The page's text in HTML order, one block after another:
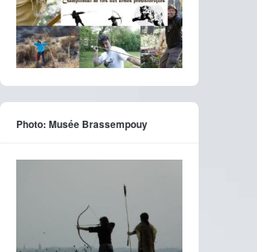
Photo: Musée Brassempouy